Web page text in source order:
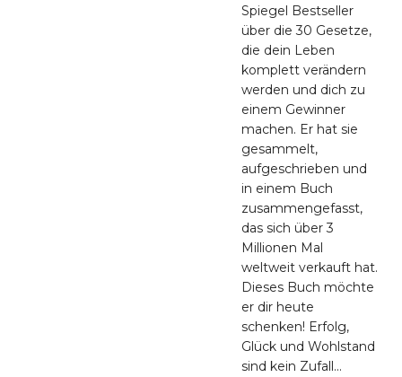
Spiegel Bestseller
über die 30 Gesetze,
die dein Leben
komplett verändern
werden und dich zu
einem Gewinner
machen. Er hat sie
gesammelt,
aufgeschrieben und
in einem Buch
zusammengefasst,
das sich über 3
Millionen Mal
weltweit verkauft hat.
Dieses Buch möchte
er dir heute
schenken! Erfolg,
Glück und Wohlstand
sind kein Zufall...